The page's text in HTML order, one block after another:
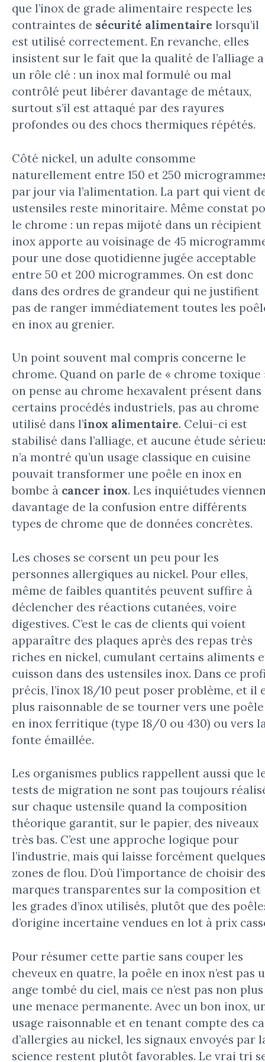
que l’inox de grade alimentaire respecte les
contraintes de sécurité alimentaire lorsqu’il
est utilisé correctement. En revanche, elles
insistent sur le fait que la qualité de l’alliage a
un rôle clé : un inox mal formulé ou mal
contrôlé peut libérer davantage de métaux,
surtout s’il est attaqué par des rayures
profondes ou des chocs thermiques répétés.
Côté nickel, un adulte consomme
naturellement entre 150 et 250
par jour via l’alimentation. La part qui vient
ustensiles reste minoritaire. Même constat
le chrome : un repas mijoté dans un récipient
inox apporte au voisinage de 45
pour une dose quotidienne jugée acceptable
entre 50 et 200 microgrammes. On est donc
dans des ordres de grandeur qui ne justifient
pas de ranger immédiatement toutes les
en inox au grenier.
Un point souvent mal compris concerne le
chrome. Quand on parle de « chrome toxique
on pense au chrome hexavalent présent dans
certains procédés industriels, pas au chrome
utilisé dans l’inox alimentaire. Celui-ci est
stabilisé dans l’alliage, et aucune étude
n’a montré qu’un usage classique en cuisine
pouvait transformer une poêle en inox en
bombe à cancer inox. Les inquiétudes
davantage de la confusion entre différents
types de chrome que de données concrètes.
Les choses se corsent un peu pour les
personnes allergiques au nickel. Pour elles,
même de faibles quantités peuvent suffire à
déclencher des réactions cutanées, voire
digestives. C’est le cas de clients qui voient
apparaître des plaques après des repas très
riches en nickel, cumulant certains aliments
cuisson dans des ustensiles inox. Dans ce
précis, l’inox 18/10 peut poser problème, et il
plus raisonnable de se tourner vers une poêle
en inox ferritique (type 18/0 ou 430) ou vers
fonte émaillée.
Les organismes publics rappellent aussi que
tests de migration ne sont pas toujours
sur chaque ustensile quand la composition
théorique garantit, sur le papier, des niveaux
très bas. C’est une approche logique pour
l’industrie, mais qui laisse forcément quelques
zones de flou. D’où l’importance de choisir des
marques transparentes sur la composition et
les grades d’inox utilisés, plutôt que des
d’origine incertaine vendues en lot à prix
Pour résumer cette partie sans couper les
cheveux en quatre, la poêle en inox n’est pas
ange tombé du ciel, mais ce n’est pas non plus
une menace permanente. Avec un bon inox,
usage raisonnable et en tenant compte des
d’allergies au nickel, les signaux envoyés par
science restent plutôt favorables. Le vrai tri